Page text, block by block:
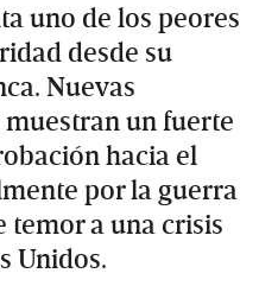
uno de los peores
desde su
Nuevas
un fuerte
hacia el
por la guerra
temor a una crisis
Unidos.